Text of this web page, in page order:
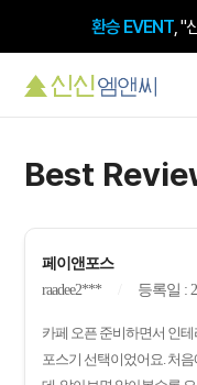
환승 EVENT, "
검색 시 돋보
Best
페이앤포스
raadee2***
등록일 :
카페 오픈 준비하면서 인
포스기 선택이었어요. 처